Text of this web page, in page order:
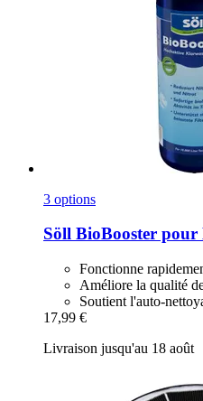
3 options
Söll BioBooster
Fonctionne
Améliore la qualité
Soutient l'auto-
17,99 €
Livraison jusqu'au 18 août